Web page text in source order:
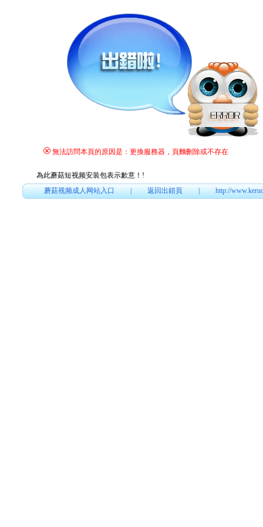
無法訪問本頁的原因是：更換服務器，頁麵刪除或不存在
為此蘑菇短视频安装包表示歉意！ !
蘑菇视频成人网站入口|返回出錯頁|http://